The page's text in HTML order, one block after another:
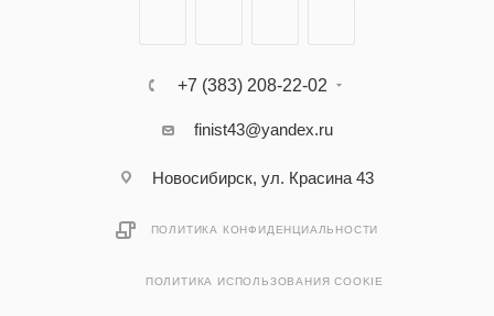
+7 (383) 208-22-02
finist43@yandex.ru
Новосибирск, ул. Красина 43
ПОЛИТИКА КОНФИДЕНЦИАЛЬНОСТИ
ПОЛИТИКА ИСПОЛЬЗОВАНИЯ COOKIE